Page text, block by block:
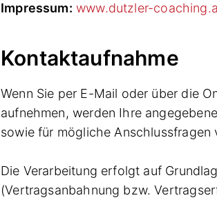
Impressum: www.dutzler-
Kontaktaufnahme
Wenn Sie per E-Mail oder über die
aufnehmen, werden Ihre
sowie für mögliche
Die Verarbeitung erfolgt auf
(Vertragsanbahnung bzw.